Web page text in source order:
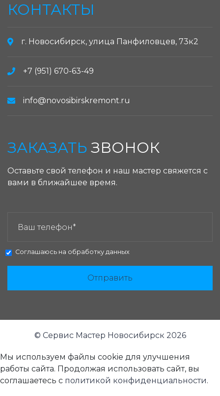
КОНТАКТЫ
г. Новосибирск, улица Панфиловцев, 73к2
+7 (951) 670-63-49
info@novosibirskremont.ru
ЗАКАЗАТЬ ЗВОНОК
Оставьте свой телефон и наш мастер свяжется с
вами в ближайшее время.
Соглашаюсь на обработку данных
Отправить
© Сервис Мастер Новосибирск 2026
Мы используем файлы cookie для улучшения
работы сайта. Продолжая использовать сайт, вы
соглашаетесь с политикой конфиденциальности.